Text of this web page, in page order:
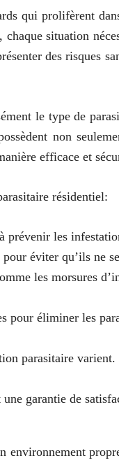
qui prolifèrent
situation
des risques
le type de
non
efficace et
résidentiel:
les
pour éviter qu’ils ne
les morsures
pour éliminer les
parasitaire
garantie de